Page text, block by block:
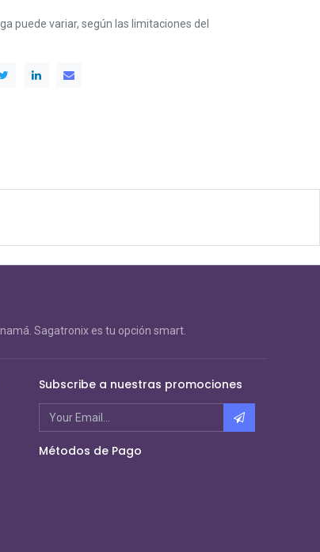
puede variar, según las limitaciones del
Sagatronix es tu opción smart.
Subscribe a nuestras promociones
Métodos de Pago